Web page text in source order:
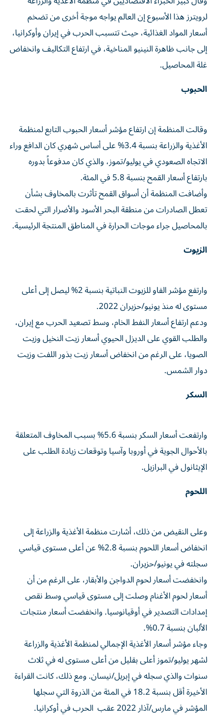
لرويترز هذا الأسبوع إن العالم يواجه موجة أخرى من ⁠تضخم
أسعار المواد الغذائية، حيث تتسبب الحرب في إيران وأوكرانيا،
إلى جانب ظاهرة النينيو المناخية، في ارتفاع التكاليف وانخفاض
غلة المحاصيل.
الحبوب
وقالت المنظمة إن ارتفاع مؤشر أسعار الحبوب التابع لمنظمة
الأغذية والزراعة بنسبة 3.4% على أساس شهري كان الدافع وراء
الاتجاه الصعودي في يوليو/تموز، والذي كان مدفوعاً بدوره
بارتفاع أسعار القمح بنسبة 5.8 ​في المئة.
وأضافت المنظمة أن أسواق القمح تأثرت بالمخاوف بشأن
تعطل الصادرات من ‌منطقة البحر الأسود والأضرار التي لحقت
بالمحاصيل جراء موجات الحرارة في المناطق المنتجة الرئيسية.
الزيوت
وارتفع مؤشر الفاو للزيوت النباتية بنسبة 2% ليصل إلى أعلى
مستوى له منذ ⁠يونيو/حزيران 2022.
ودعم ارتفاع أسعار النفط الخام، وسط تصعيد الحرب مع إيران،
والطلب القوي على الديزل الحيوي أسعار زيت النخيل وزيت
الصويا، على الرغم من انخفاض أسعار زيت ​بذور اللفت ‌وزيت
دوار الشمس.
السكر
وارتفعت أسعار السكر بنسبة 5.6% بسبب المخاوف ‌المتعلقة
بالأحوال الجوية في أوروبا وآسيا وتوقعات زيادة الطلب على
الإيثانول في البرازيل.
اللحوم
وعلى النقيض من ذلك، أشارت منظمة الأغذية والزراعة إلى
انخفاض أسعار اللحوم بنسبة 2.8% عن أعلى مستوى ‌قياسي
سجلته في ‌يونيو/حزيران.
وانخفضت أسعار لحوم الدواجن ⁠والأبقار، على الرغم من أن
أسعار لحوم الأغنام وصلت إلى مستوى ‌قياسي وسط نقص
إمدادات التصدير في أوقيانوسيا. وانخفضت أسعار منتجات
الألبان بنسبة 0.7%.
وجاء مؤشر أسعار الأغذية الإجمالي لمنظمة الأغذية والزراعة
لشهر يوليو/⁠تموز أعلى بقليل من أعلى مستوى له في ثلاث
سنوات ​والذي سجله في إبريل/نيسان. ومع ذلك، كانت القراءة
الأخيرة أقل بنسبة 18.2 في المئة من الذروة التي سجلها
المؤشر في مارس/آذار 2022 عقب ⁠ الحرب في أوكرانيا.